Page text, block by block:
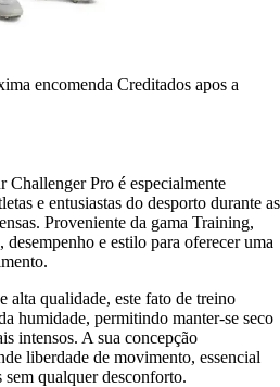
encomenda Creditados apos a
Pro é especialmente
e entusiastas do desporto durante as
Proveniente da gama Training,
e estilo para oferecer uma
alta qualidade, este fato de treino
humidade, permitindo manter-se seco
intensos. A sua concepção
liberdade de movimento, essencial
sem qualquer desconforto.